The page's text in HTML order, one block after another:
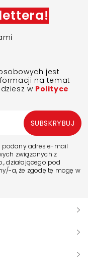
jest
na temat
w Polityce
podany adres e-mail
związanych z
działającego pod
a, że zgodę tę mogę w
SUBSKRYBUJ